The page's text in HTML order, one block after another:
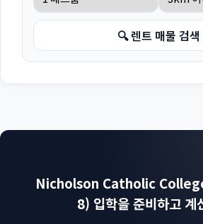
🔍 렌트 매물 검색
Nicholson Catholic
8) 입학을 준비하고 계